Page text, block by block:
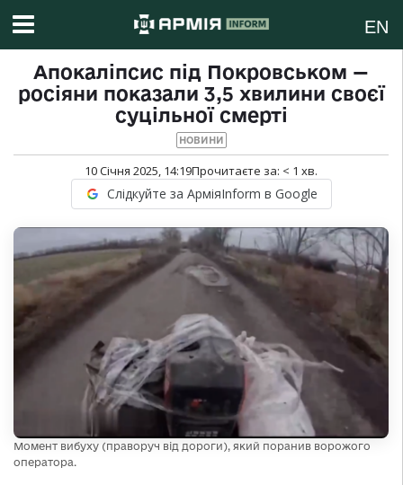
EN
Апокаліпсис під Покровськом —
росіяни показали 3,5 хвилини своєї
суцільної смерті
НОВИНИ
10 Січня 2025, 14:19Прочитаєте за: < 1 хв.
Слідкуйте за АрміяInform в Google
Момент вибуху (праворуч від дороги), який поранив ворожого
оператора.